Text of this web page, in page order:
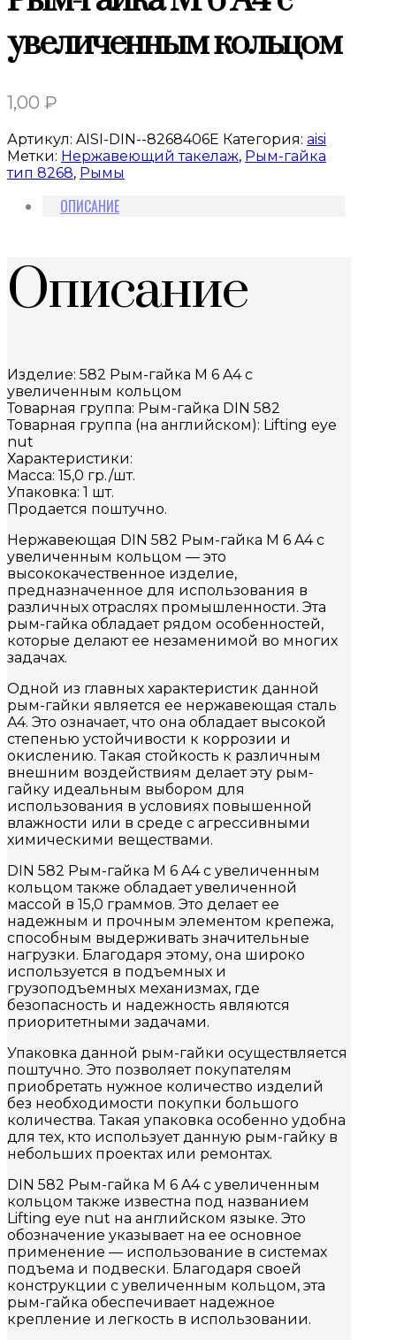
увеличенным кольцом
1,00 ₽
Артикул: AISI-DIN--8268406Е Категория: aisi
Метки: Нержавеющий такелаж, Рым-гайка
тип 8268, Рымы
ОПИСАНИЕ
Описание
Изделие: 582 Рым-гайка M 6 A4 с
увеличенным кольцом
Товарная группа: Рым-гайка DIN 582
Товарная группа (на английском): Lifting eye
nut
Характеристики:
Масса: 15,0 гр./шт.
Упаковка: 1 шт.
Продается поштучно.
Нержавеющая DIN 582 Рым-гайка M 6 A4 с
увеличенным кольцом — это
высококачественное изделие,
предназначенное для использования в
различных отраслях промышленности. Эта
рым-гайка обладает рядом особенностей,
которые делают ее незаменимой во многих
задачах.
Одной из главных характеристик данной
рым-гайки является ее нержавеющая сталь
A4. Это означает, что она обладает высокой
степенью устойчивости к коррозии и
окислению. Такая стойкость к различным
внешним воздействиям делает эту рым-
гайку идеальным выбором для
использования в условиях повышенной
влажности или в среде с агрессивными
химическими веществами.
DIN 582 Рым-гайка M 6 A4 с увеличенным
кольцом также обладает увеличенной
массой в 15,0 граммов. Это делает ее
надежным и прочным элементом крепежа,
способным выдерживать значительные
нагрузки. Благодаря этому, она широко
используется в подъемных и
грузоподъемных механизмах, где
безопасность и надежность являются
приоритетными задачами.
Упаковка данной рым-гайки осуществляется
поштучно. Это позволяет покупателям
приобретать нужное количество изделий
без необходимости покупки большого
количества. Такая упаковка особенно удобна
для тех, кто использует данную рым-гайку в
небольших проектах или ремонтах.
DIN 582 Рым-гайка M 6 A4 с увеличенным
кольцом также известна под названием
Lifting eye nut на английском языке. Это
обозначение указывает на ее основное
применение — использование в системах
подъема и подвески. Благодаря своей
конструкции с увеличенным кольцом, эта
рым-гайка обеспечивает надежное
крепление и легкость в использовании.